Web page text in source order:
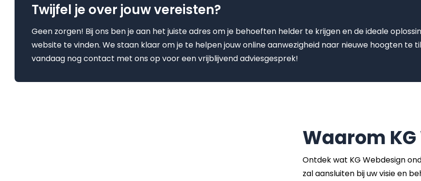
Twijfel je over jouw vereisten?
Geen zorgen! Bij ons ben je aan het juiste adres om je behoeften helder te krijgen en de ideale
website te vinden. We staan klaar om je te helpen jouw online aanwezigheid naar nieuwe hoogten te
vandaag nog contact met ons op voor een vrijblijvend adviesgesprek!
Waarom
Ontdek wat KG Webdesign
zal aansluiten bij uw visie en